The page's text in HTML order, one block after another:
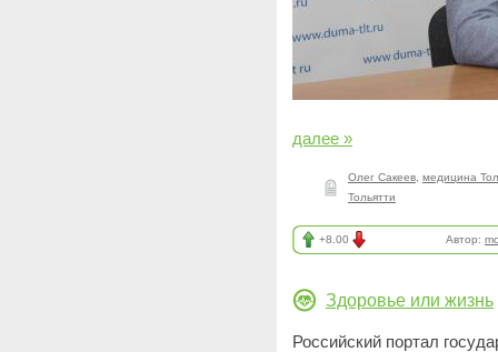
далее »
Олег Сакеев медицина
Тольятти
+8.00 Автор:
Здоровье или жизнь
Российский портал